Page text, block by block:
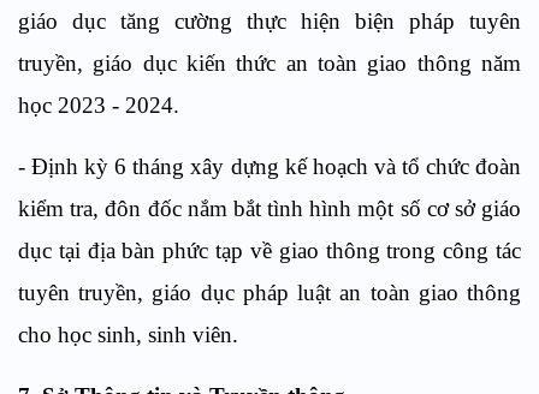
giáo dục tăng cường thực hiện biện pháp tuyên
truyền, giáo dục kiến thức an toàn giao thông năm
học 2023 - 2024.
- Định kỳ 6 tháng xây dựng kế hoạch và tổ chức đoàn
kiểm tra, đôn đốc nắm bắt tình hình một số cơ sở giáo
dục tại địa bàn phức tạp về giao thông trong công tác
tuyên truyền, giáo dục pháp luật an toàn giao thông
cho học sinh, sinh viên.